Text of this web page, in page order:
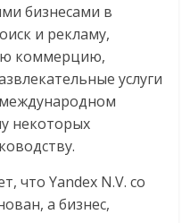
бизнесами в
и рекламу,
коммерцию,
услуги
некоторых
что Yandex N.V. со
а бизнес,